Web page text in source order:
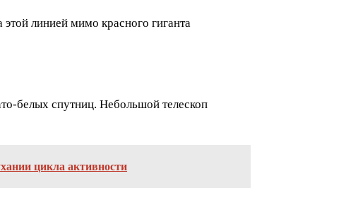
линией мимо красного гиганта
белых спутниц. Небольшой телескоп
цикла активности